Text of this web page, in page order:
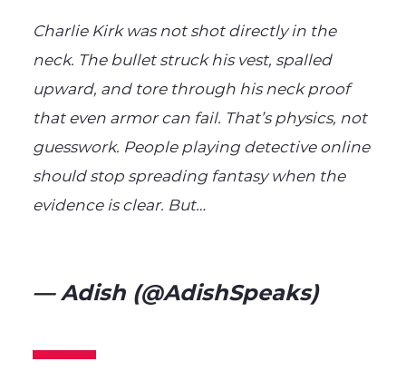
Charlie Kirk was not shot directly in the
neck. The bullet struck his vest, spalled
upward, and tore through his neck proof
that even armor can fail. That’s physics, not
guesswork. People playing detective online
should stop spreading fantasy when the
evidence is clear. But…
— Adish (@AdishSpeaks)